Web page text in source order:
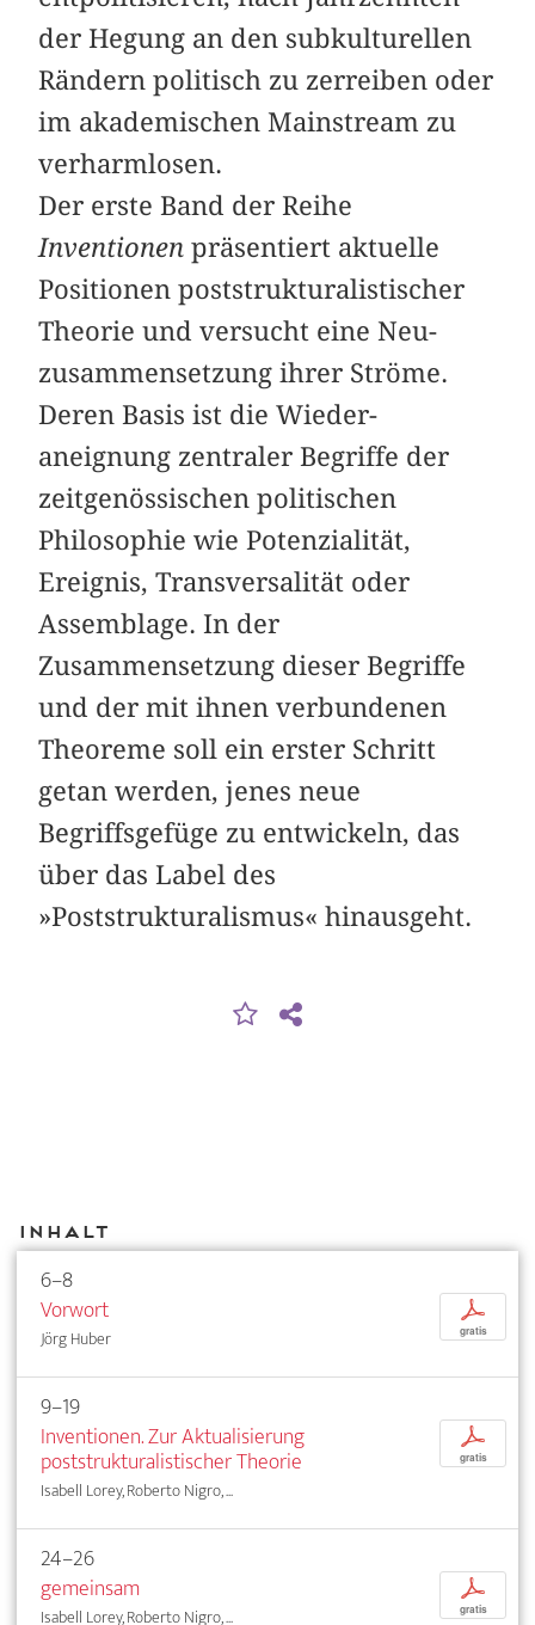
der Hegung an den subkulturellen
Rändern politisch zu zerreiben oder
im akademischen Mainstream zu
verharmlosen.
Der erste Band der Reihe
Inventionen präsentiert aktuelle
Positionen poststrukturalistischer
Theorie und versucht eine Neu­
zusammensetzung ihrer Ströme.
Deren Basis ist die Wieder­
aneignung zentraler Begriffe der
zeitgenössischen politischen
Philosophie wie Potenzialität,
Ereignis, Transversalität oder
Assemblage. In der
Zusammensetzung dieser Begriffe
und der mit ihnen verbundenen
Theoreme soll ein erster Schritt
getan werden, jenes neue
Begriffsgefüge zu entwickeln, das
über das Label des
»Poststrukturalismus« hinausgeht.
Inhalt
6–8
Vorwort
Jörg Huber
p
gratis
9–19
Inventionen. Zur Aktualisierung
poststrukturalistischer Theorie
Isabell Lorey, Roberto Nigro, ...
p
gratis
24–26
gemeinsam
Isabell Lorey, Roberto Nigro, ...
p
gratis